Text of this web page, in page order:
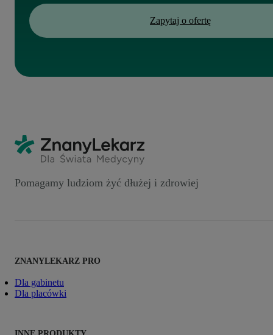
Zapytaj o ofertę
Pomagamy ludziom żyć dłużej i zdrowiej
ZNANYLEKARZ PRO
Dla gabinetu
Dla placówki